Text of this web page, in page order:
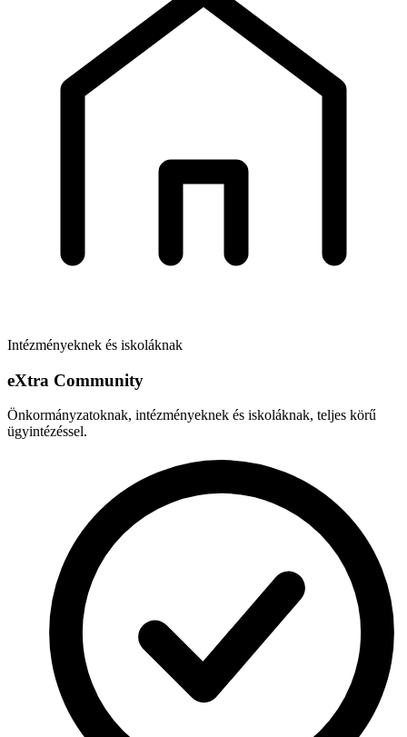
Intézményeknek és iskoláknak
eXtra Community
Önkormányzatoknak, intézményeknek és iskoláknak, teljes körű
ügyintézéssel.